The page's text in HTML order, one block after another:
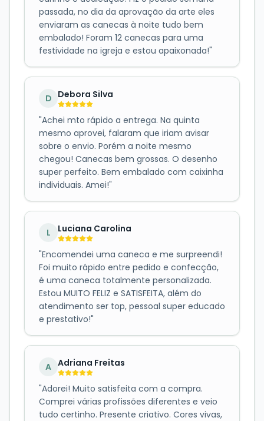
passada, no dia da aprovação da arte eles
enviaram as canecas à noite tudo bem
embalado! Foram 12 canecas para uma
festividade na igreja e estou apaixonada!"
D Debora Silva
"Achei mto rápido a entrega. Na quinta
mesmo aprovei, falaram que iriam avisar
sobre o envio. Porém a noite mesmo
chegou! Canecas bem grossas. O desenho
super perfeito. Bem embalado com caixinha
individuais. Amei!"
L Luciana Carolina
"Encomendei uma caneca e me surpreendi!
Foi muito rápido entre pedido e confecção,
é uma caneca totalmente personalizada.
Estou MUITO FELIZ e SATISFEITA, além do
atendimento ser top, pessoal super educado
e prestativo!"
A Adriana Freitas
"Adorei! Muito satisfeita com a compra.
Comprei várias profissões diferentes e veio
tudo certinho. Presente criativo. Cores vivas,